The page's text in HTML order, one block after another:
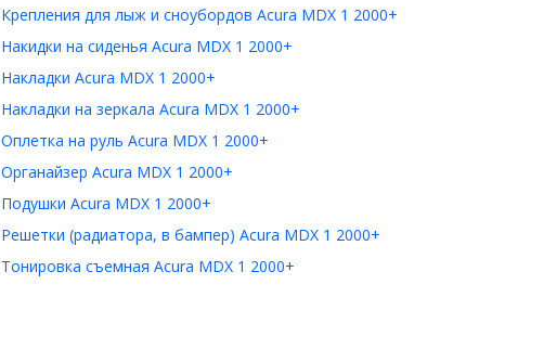
Крепления для лыж и сноубордов Acura MDX 1 2000+
Накидки на сиденья Acura MDX 1 2000+
Накладки Acura MDX 1 2000+
Накладки на зеркала Acura MDX 1 2000+
Оплетка на руль Acura MDX 1 2000+
Органайзер Acura MDX 1 2000+
Подушки Acura MDX 1 2000+
Решетки (радиатора, в бампер) Acura MDX 1 2000+
Тонировка съемная Acura MDX 1 2000+